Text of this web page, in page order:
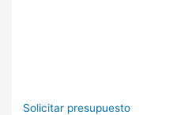
Solicitar presupuesto